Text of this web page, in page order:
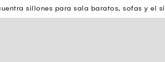
sillones para sala baratos, sofas y el